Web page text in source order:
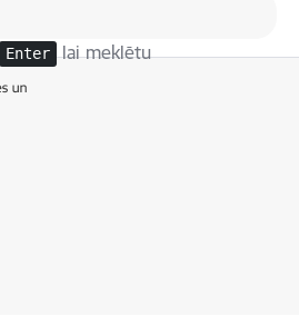
Enter lai meklētu